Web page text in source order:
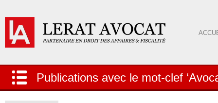
Publications avec le mot-clef